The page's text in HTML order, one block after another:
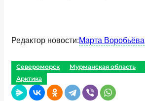
Редактор новости:Марта Воробьёва
Североморск Мурманская область
Арктика